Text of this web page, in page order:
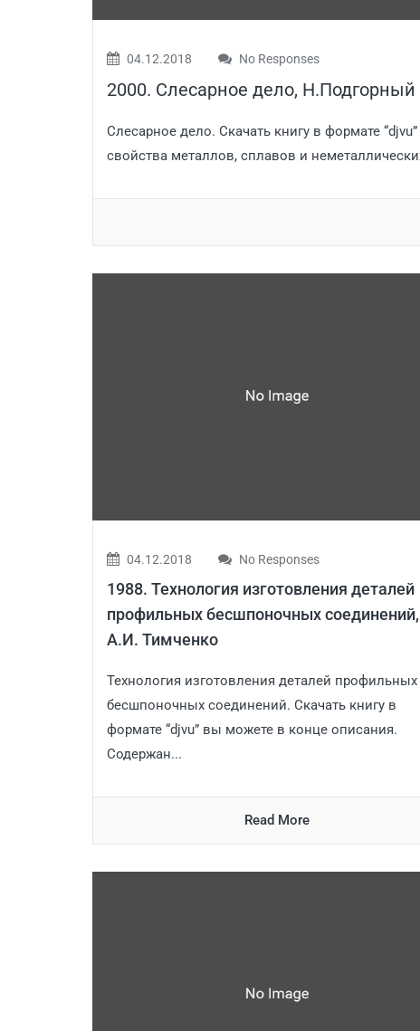
04.12.2018 No Responses
2000. Слесарное дело, Н.Подгорный
Слесарное дело. Скачать книгу в формате
свойства металлов, сплавов и
04.12.2018 No Responses
1988. Технология изготовления деталей
профильных бесшпоночных соединений,
А.И. Тимченко
Технология изготовления деталей профильных
бесшпоночных соединений. Скачать книгу в
формате “djvu” вы можете в конце описания.
Содержан...
Read More